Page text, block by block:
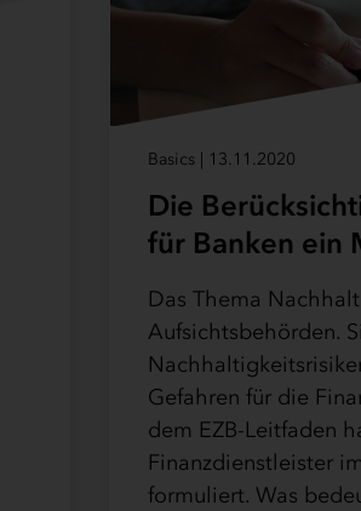
Basics | 13.11.2020
Die
für Banken ein
Das Thema
Aufsichtsbehörden.
Gefahren für die
dem EZB-Leitfaden
Finanzdienstleister
formuliert. Was